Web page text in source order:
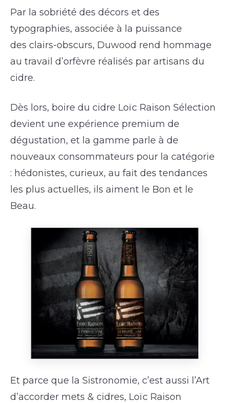
Par la sobriété des décors et des
typographies, associée à la puissance
des clairs-obscurs, Duwood rend hommage
au travail d’orfèvre réalisés par artisans du
cidre.
Dès lors, boire du cidre Loïc Raison Sélection
devient une expérience premium de
dégustation, et la gamme parle à de
nouveaux consommateurs pour la catégorie
: hédonistes, curieux, au fait des tendances
les plus actuelles, ils aiment le Bon et le
Beau.
Et parce que la Sistronomie, c’est aussi l’Art
d’accorder mets & cidres, Loïc Raison